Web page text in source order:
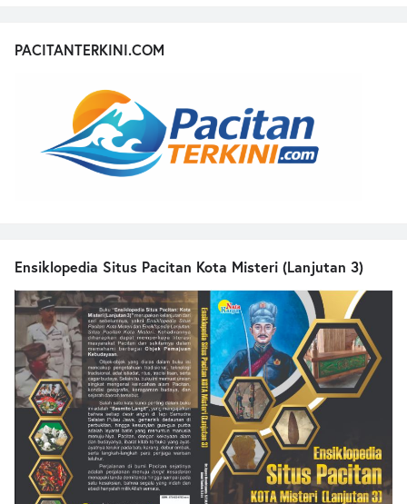
PACITANTERKINI.COM
Ensiklopedia Situs Pacitan Kota Misteri (Lanjutan 3)